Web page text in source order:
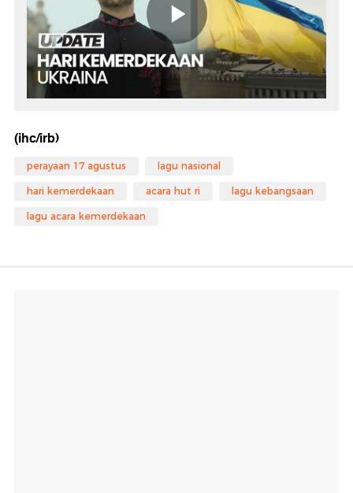
(ihc/irb)
perayaan 17 agustus lagu nasional
hari kemerdekaan acara hut ri lagu kebangsaan
lagu acara kemerdekaan